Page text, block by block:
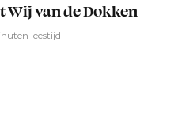
Wij van de Dokken
leestijd